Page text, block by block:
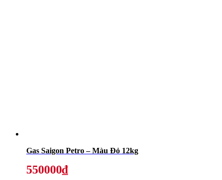
Gas Saigon Petro – Màu Đỏ 12kg
550000₫